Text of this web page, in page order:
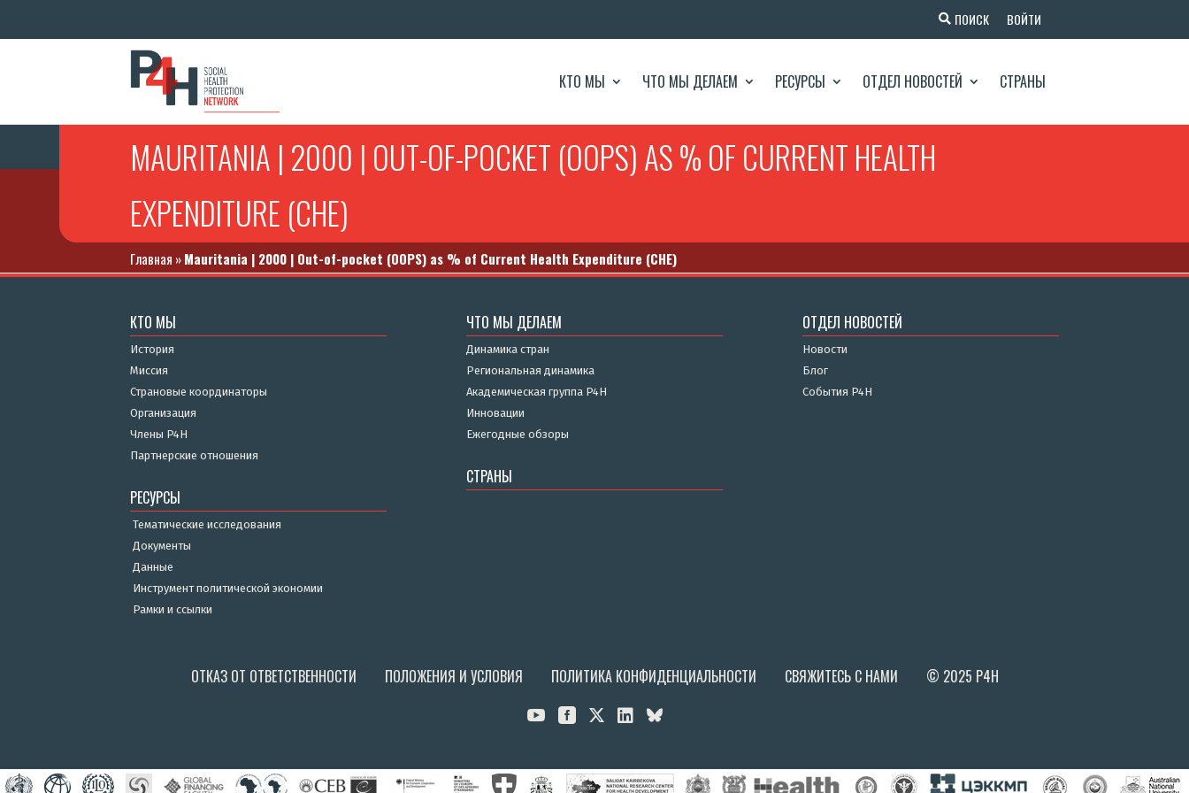
ПОИСК ВОЙТИ
КТО МЫ ЧТО МЫ ДЕЛАЕМ РЕСУРСЫ ОТДЕЛ НОВОСТЕЙ СТРАНЫ
MAURITANIA | 2000 | OUT-OF-POCKET (OOPS) AS % OF CURRENT HEALTH
EXPENDITURE (CHE)
Главная »Mauritania | 2000 | Out-of-pocket (OOPS) as % of Current Health Expenditure (CHE)
КТО МЫ
История
Миссия
Страновые координаторы
Организация
Члены P4H
Партнерские отношения
РЕСУРСЫ
Тематические исследования
Документы
Данные
Инструмент политической экономии
Рамки и ссылки
ЧТО МЫ ДЕЛАЕМ
Динамика стран
Региональная динамика
Академическая группа P4H
Инновации
Ежегодные обзоры
СТРАНЫ
ОТДЕЛ НОВОСТЕЙ
Новости
Блог
События P4H
ОТКАЗ ОТ ОТВЕТСТВЕННОСТИ ПОЛОЖЕНИЯ И УСЛОВИЯ ПОЛИТИКА КОНФИДЕНЦИАЛЬНОСТИ СВЯЖИТЕСЬ С НАМИ © 2025 P4H
  